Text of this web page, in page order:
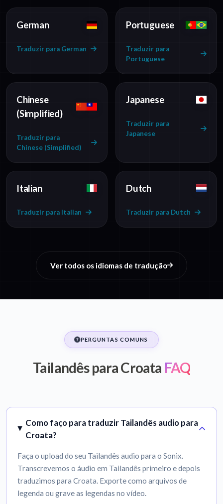
German
Traduzir para German
Portuguese
Traduzir para
Portuguese
Chinese
(Simplified)
Traduzir para
Chinese (Simplified)
Japanese
Traduzir para
Japanese
Italian
Traduzir para Italian
Dutch
Traduzir para Dutch
Ver todos os idiomas de tradução
PERGUNTAS COMUNS
Tailandês para Croata FAQ
Como faço para traduzir Tailandês audio para
Croata?
Faça o upload do seu Tailandês audio para o Sonix.
Transcrevemos o áudio em Tailandês primeiro e depois
traduzimos para Croata. Exporte como arquivos de
legenda ou grave as legendas no vídeo.